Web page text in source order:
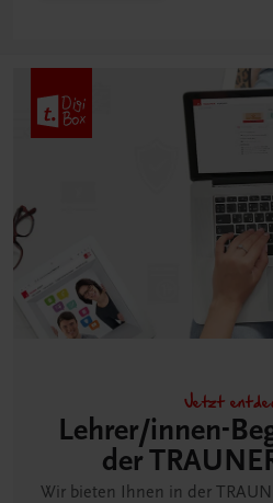
Jetzt
Lehrer/innen-
der
Wir bieten Ihnen in der